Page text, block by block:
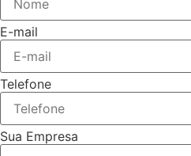
E-mail
Telefone
Sua Empresa